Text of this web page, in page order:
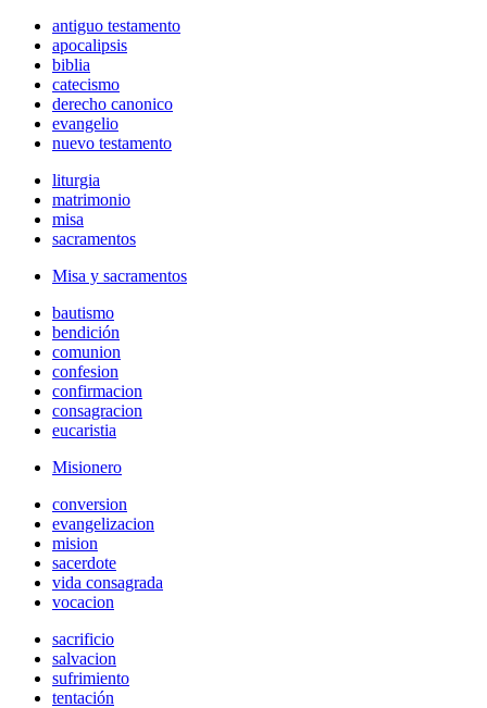
antiguo testamento
apocalipsis
biblia
catecismo
derecho canonico
evangelio
nuevo testamento
liturgia
matrimonio
misa
sacramentos
Misa y sacramentos
bautismo
bendición
comunion
confesion
confirmacion
consagracion
eucaristia
Misionero
conversion
evangelizacion
mision
sacerdote
vida consagrada
vocacion
sacrificio
salvacion
sufrimiento
tentación